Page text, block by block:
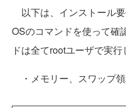
以下は、インストール要
OSのコマンドを使って確
ドは全てrootユーザで実行
・メモリー、スワップ